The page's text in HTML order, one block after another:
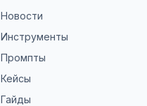
Новости
Инструменты
Промпты
Кейсы
Гайды